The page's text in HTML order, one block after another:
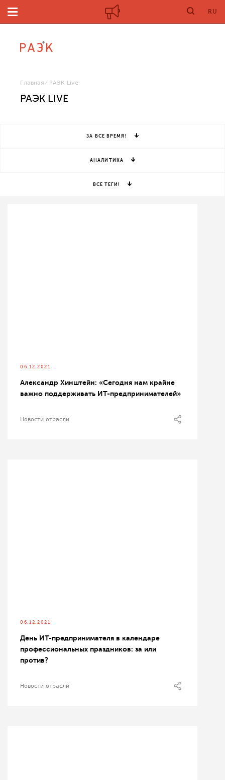
RU
Главная РАЭК Live
РАЭК LIVE
ЗА ВСЕ ВРЕМЯ!
АНАЛИТИКА
ВСЕ ТЕГИ!
06.12.2021
Александр Хинштейн: «Сегодня нам крайне
важно поддерживать ИТ-предпринимателей»
Новости отрасли
06.12.2021
День ИТ-предпринимателя в календаре
профессиональных праздников: за или
против?
Новости отрасли